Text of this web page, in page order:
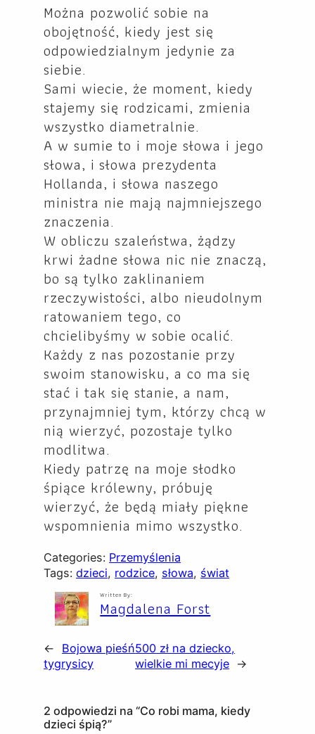
Można pozwolić sobie na
obojętność, kiedy jest się
odpowiedzialnym jedynie za
siebie.
Sami wiecie, że moment, kiedy
stajemy się rodzicami, zmienia
wszystko diametralnie.
A w sumie to i moje słowa i jego
słowa, i słowa prezydenta
Hollanda, i słowa naszego
ministra nie mają najmniejszego
znaczenia.
W obliczu szaleństwa, żądzy
krwi żadne słowa nic nie znaczą,
bo są tylko zaklinaniem
rzeczywistości, albo nieudolnym
ratowaniem tego, co
chcielibyśmy w sobie ocalić.
Każdy z nas pozostanie przy
swoim stanowisku, a co ma się
stać i tak się stanie, a nam,
przynajmniej tym, którzy chcą w
nią wierzyć, pozostaje tylko
modlitwa.
Kiedy patrzę na moje słodko
śpiące królewny, próbuję
wierzyć, że będą miały piękne
wspomnienia mimo wszystko.
Categories: Przemyślenia
Tags:dzieci, rodzice, słowa, świat
Written By:
Magdalena Forst
←
Bojowa pieśń
tygrysicy
500 zł na dziecko,
wielkie mi mecyje →
2 odpowiedzi na “Co robi mama, kiedy
dzieci śpią?”